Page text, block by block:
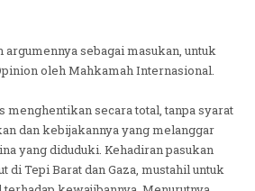
sebagai masukan, untuk
oleh Mahkamah Internasional.
menghentikan secara total, tanpa syarat
dan kebijakannya yang melanggar
yang diduduki. Kehadiran pasukan
di Tepi Barat dan Gaza, mustahil untuk